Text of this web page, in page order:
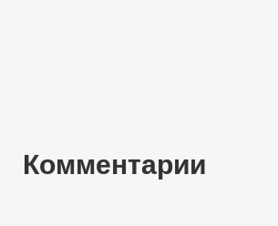
Комментарии